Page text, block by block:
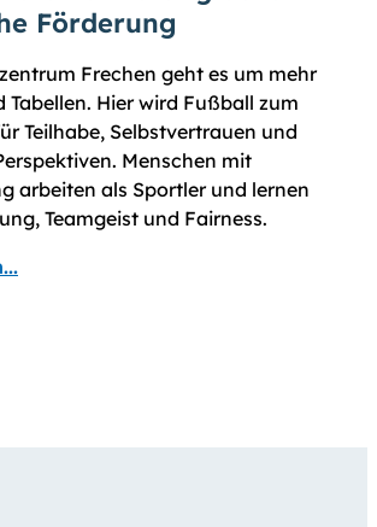
Förderung
Frechen geht es um mehr
Tabellen. Hier wird Fußball zum
Teilhabe, Selbstvertrauen und
Menschen mit
arbeiten als Sportler und lernen
Teamgeist und Fairness.